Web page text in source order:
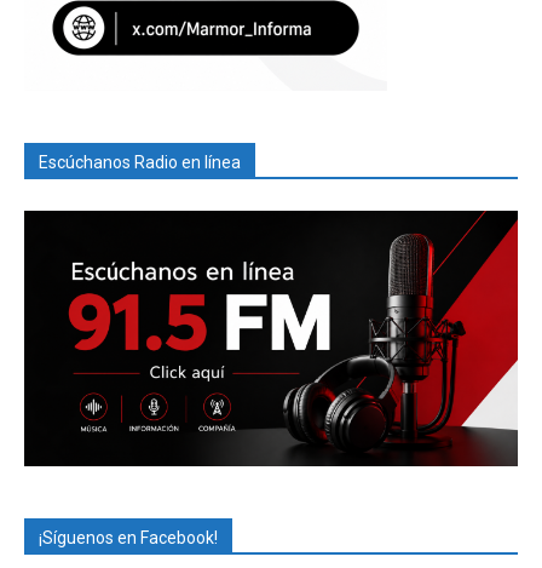
Escúchanos Radio en línea
¡Síguenos en Facebook!